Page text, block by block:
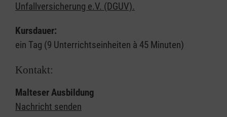
Unfallversicherung e.V. (DGUV).
Kursdauer:
ein Tag (9 Unterrichtseinheiten à 45 Minuten)
Kontakt:
Malteser Ausbildung
Nachricht senden